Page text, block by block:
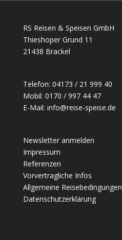
RS Reisen & Speisen GmbH
Thieshoper Grund 11
21438 Brackel
Telefon: 04173 / 21 999 40
Mobil: 0170 / 997 44 47
E-Mail: info@reise-speise.de
Newsletter anmelden
Impressum
Referenzen
Vorvertragliche Infos
Allgemeine Reisebedingungen
Datenschutzerklärung